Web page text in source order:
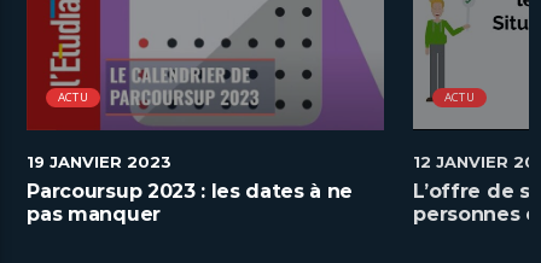
ACTU
19 JANVIER 2023
Parcoursup 2023 : les dates à ne
pas manquer
ACTU
12 JANVIER
L’offre de
personnes